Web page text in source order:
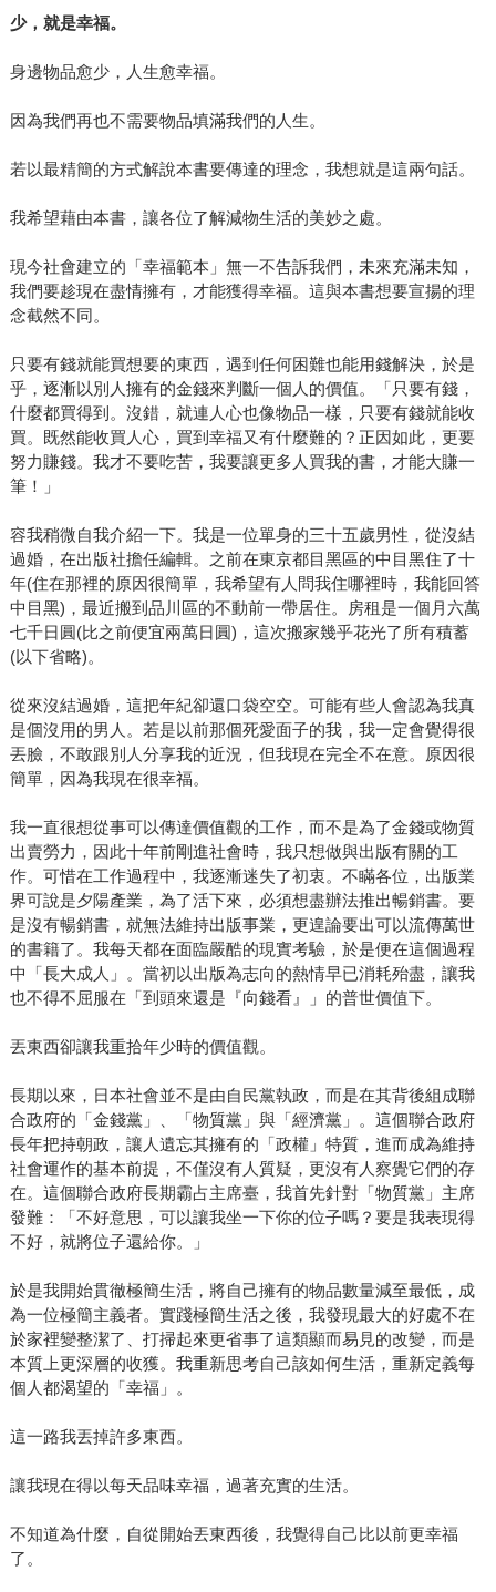
少，就是幸福。
身邊物品愈少，人生愈幸福。
因為我們再也不需要物品填滿我們的人生。
若以最精簡的方式解說本書要傳達的理念，我想就是這兩句話。
我希望藉由本書，讓各位了解減物生活的美妙之處。
現今社會建立的「幸福範本」無一不告訴我們，未來充滿未知，
我們要趁現在盡情擁有，才能獲得幸福。這與本書想要宣揚的理
念截然不同。
只要有錢就能買想要的東西，遇到任何困難也能用錢解決，於是
乎，逐漸以別人擁有的金錢來判斷一個人的價值。「只要有錢，
什麼都買得到。沒錯，就連人心也像物品一樣，只要有錢就能收
買。既然能收買人心，買到幸福又有什麼難的？正因如此，更要
努力賺錢。我才不要吃苦，我要讓更多人買我的書，才能大賺一
筆！」
容我稍微自我介紹一下。我是一位單身的三十五歲男性，從沒結
過婚，在出版社擔任編輯。之前在東京都目黑區的中目黑住了十
年(住在那裡的原因很簡單，我希望有人問我住哪裡時，我能回答
中目黑)，最近搬到品川區的不動前一帶居住。房租是一個月六萬
七千日圓(比之前便宜兩萬日圓)，這次搬家幾乎花光了所有積蓄
(以下省略)。
從來沒結過婚，這把年紀卻還口袋空空。可能有些人會認為我真
是個沒用的男人。若是以前那個死愛面子的我，我一定會覺得很
丟臉，不敢跟別人分享我的近況，但我現在完全不在意。原因很
簡單，因為我現在很幸福。
我一直很想從事可以傳達價值觀的工作，而不是為了金錢或物質
出賣勞力，因此十年前剛進社會時，我只想做與出版有關的工
作。可惜在工作過程中，我逐漸迷失了初衷。不瞞各位，出版業
界可說是夕陽產業，為了活下來，必須想盡辦法推出暢銷書。要
是沒有暢銷書，就無法維持出版事業，更遑論要出可以流傳萬世
的書籍了。我每天都在面臨嚴酷的現實考驗，於是便在這個過程
中「長大成人」。當初以出版為志向的熱情早已消耗殆盡，讓我
也不得不屈服在「到頭來還是『向錢看』」的普世價值下。
丟東西卻讓我重拾年少時的價值觀。
長期以來，日本社會並不是由自民黨執政，而是在其背後組成聯
合政府的「金錢黨」、「物質黨」與「經濟黨」。這個聯合政府
長年把持朝政，讓人遺忘其擁有的「政權」特質，進而成為維持
社會運作的基本前提，不僅沒有人質疑，更沒有人察覺它們的存
在。這個聯合政府長期霸占主席臺，我首先針對「物質黨」主席
發難：「不好意思，可以讓我坐一下你的位子嗎？要是我表現得
不好，就將位子還給你。」
於是我開始貫徹極簡生活，將自己擁有的物品數量減至最低，成
為一位極簡主義者。實踐極簡生活之後，我發現最大的好處不在
於家裡變整潔了、打掃起來更省事了這類顯而易見的改變，而是
本質上更深層的收獲。我重新思考自己該如何生活，重新定義每
個人都渴望的「幸福」。
這一路我丟掉許多東西。
讓我現在得以每天品味幸福，過著充實的生活。
不知道為什麼，自從開始丟東西後，我覺得自己比以前更幸福
了。